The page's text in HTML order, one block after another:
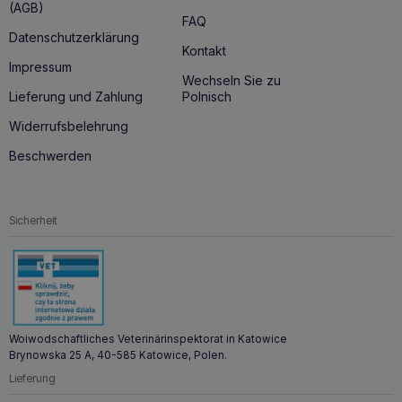
(AGB)
Datenschutzerklärung
Impressum
Lieferung und Zahlung
Widerrufsbelehrung
Beschwerden
FAQ
Kontakt
Wechseln Sie zu
Polnisch
Sicherheit
Woiwodschaftliches Veterinärinspektorat in Katowice
Brynowska 25 A, 40-585 Katowice, Polen.
Lieferung